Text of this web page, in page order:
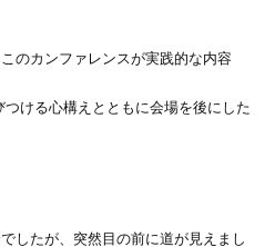
のカンファレンスが実践的な内容
ける心構えとともに会場を後にした
したが、突然目の前に道が見えまし